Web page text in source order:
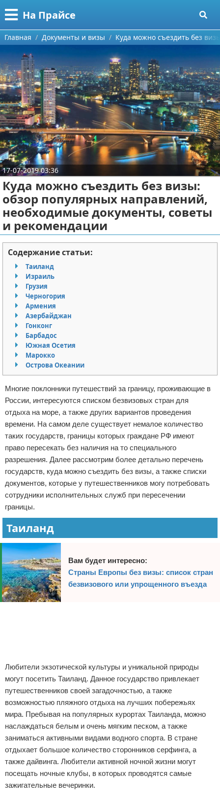
На Прайсе
Меню
Главная
Категории
Разное про покупки
Aliexpress
Сделай онлайн
Кемпинг
Круизы
Направления отдыха
Что посетить
Авиаперелеты
Отели
Полезное для туристов
Отдых на природе
Аренда автомобилей
Документы и визы
Билеты
Планирование отдыха
Пляжный отдых
Турагенства
Экстримальный отдых
Разное про отдых
Поиск
О проекте
Контакты
Сотрудничество
Размещение рекламы
Для правообладателей
Условия предоставления информации
Отказ от ответственности
Главная Документы и визы Куда можно съездить без
17-07-2019 03:36
Куда можно съездить без визы:
обзор популярных направлений,
необходимые документы, советы
и рекомендации
Содержание статьи:
Таиланд
Израиль
Грузия
Черногория
Армения
Азербайджан
Гонконг
Барбадос
Южная Осетия
Марокко
Острова Океании
Многие поклонники путешествий за границу, проживающие в
России, интересуются списком безвизовых стран для
отдыха на море, а также других вариантов проведения
времени. На самом деле существует немалое количество
таких государств, границы которых граждане РФ имеют
право пересекать без наличия на то специального
разрешения. Далее рассмотрим более детально перечень
государств, куда можно съездить без визы, а также списки
документов, которые у путешественников могу потребовать
сотрудники исполнительных служб при пересечении
границы.
Таиланд
Вам будет интересно:
Страны Европы без визы: список стран
безвизового или упрощенного въезда
Любители экзотической культуры и уникальной природы
могут посетить Таиланд. Данное государство привлекает
путешественников своей загадочностью, а также
возможностью пляжного отдыха на лучших побережьях
мира. Пребывая на популярных курортах Таиланда, можно
наслаждаться белым и очень мягким песком, а также
заниматься активными видами водного спорта. В стране
отдыхает большое количество сторонников серфинга, а
также дайвинга. Любители активной ночной жизни могут
посещать ночные клубы, в которых проводятся самые
зажигательные вечеринки.